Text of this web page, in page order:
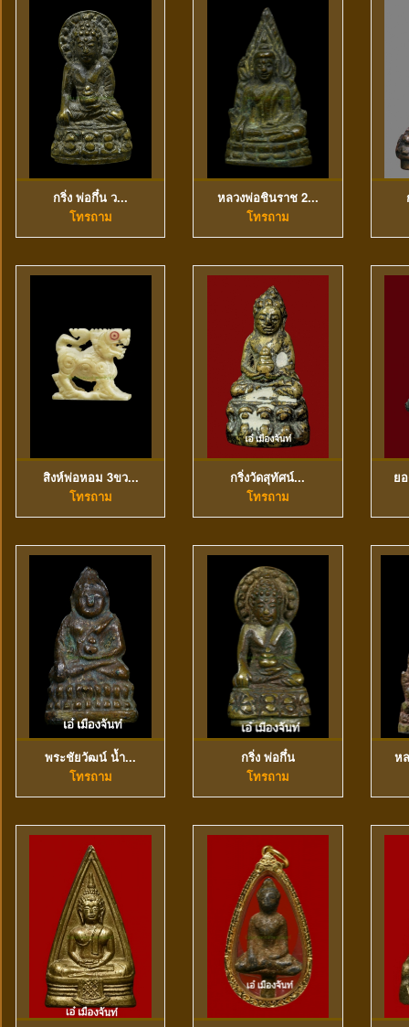
ดูข้อมูลเพิ่มเติม
กริ่ง พ่อกึ๋น ว...
โทรถาม
ดูข้อมูลเพิ่มเติม
หลวงพ่อชินราช 2...
โทรถาม
ดูข้อมูลเพิ่มเติม
สิงห์พ่อหอม 3ขว...
โทรถาม
ดูข้อมูลเพิ่มเติม
กริ่งวัดสุทัศน์...
โทรถาม
ย
ดูข้อมูลเพิ่มเติม
พระชัยวัฒน์ น้ำ...
โทรถาม
ดูข้อมูลเพิ่มเติม
กริ่ง พ่อกึ๋น
โทรถาม
ห